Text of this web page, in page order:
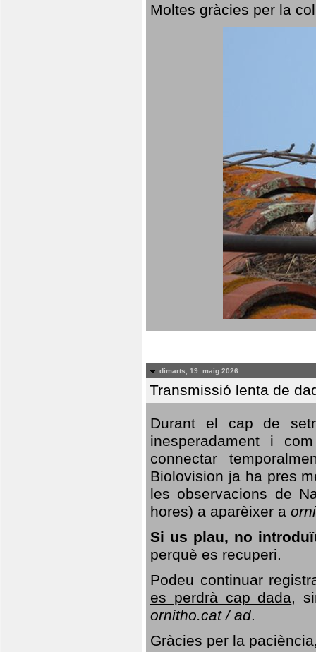
Moltes gràcies per la
dimarts, 19. maig 2026
Transmissió lenta de
Durant el cap de
inesperadament i
connectar
Biolovision ja ha pres
les observacions de
hores) a aparèixer a
Si us plau, no
perquè es recuperi.
Podeu continuar
es perdrà cap dada,
ornitho.cat / ad.
Gràcies per la